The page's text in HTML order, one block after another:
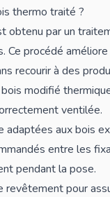
thermo traité ?
obtenu par un
Ce procédé
recourir à des
modifié
ventilée.
adaptées aux bois
entre les
pendant la pose.
revêtement pour